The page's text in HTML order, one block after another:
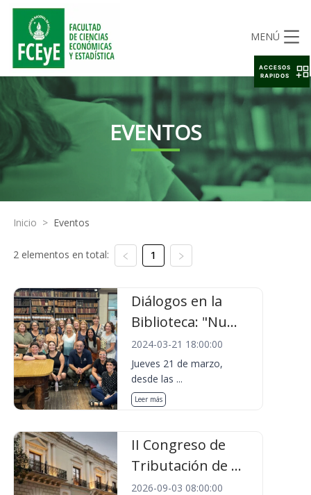
MENÚ
EVENTOS
Inicio > Eventos
2 elementos en total: 1
Diálogos en la
Biblioteca: "Nu...
2024-03-21 18:00:00
Jueves 21 de marzo,
desde las ...
Leer más
II Congreso de
Tributación de ...
2026-09-03 08:00:00
ACCESOS
RAPIDOS